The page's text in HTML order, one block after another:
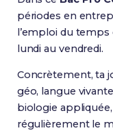
périodes en
l’emploi du
lundi au vendredi.
Concrètement, ta
géo, langue
biologie
régulièrement le